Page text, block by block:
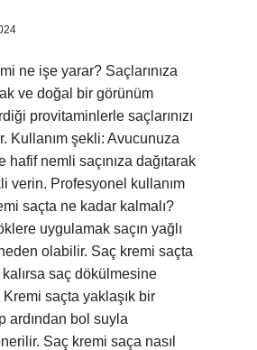
ne işe yarar? Saçlarınıza
ve doğal bir görünüm
provitaminlerle saçlarınızı
Kullanım şekli: Avucunuza
hafif nemli saçınıza dağıtarak
verin. Profesyonel kullanım
saçta ne kadar kalmalı?
uygulamak saçın yağlı
olabilir. Saç kremi saçta
saç dökülmesine
saçta yaklaşık bir
ardından bol suyla
Saç kremi saça nasıl